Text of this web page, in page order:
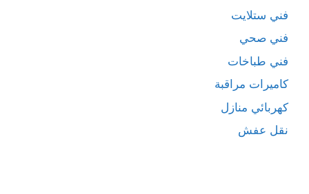
فني ستلايت
فني صحي
فني طباخات
كاميرات مراقبة
كهربائي منازل
نقل عفش